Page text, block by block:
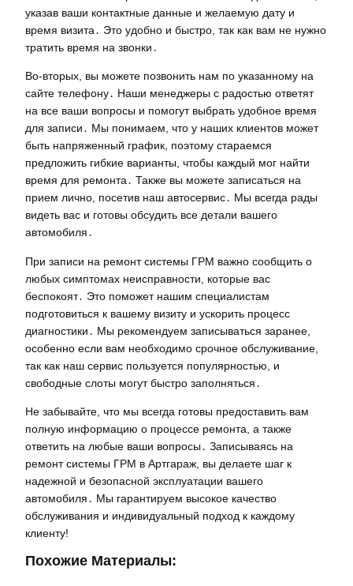
указав ваши контактные данные и желаемую дату и
время визита․ Это удобно и быстро, так как вам не нужно
тратить время на звонки․
Во-вторых, вы можете позвонить нам по указанному на
сайте телефону․ Наши менеджеры с радостью ответят
на все ваши вопросы и помогут выбрать удобное время
для записи․ Мы понимаем, что у наших клиентов может
быть напряженный график, поэтому стараемся
предложить гибкие варианты, чтобы каждый мог найти
время для ремонта․ Также вы можете записаться на
прием лично, посетив наш автосервис․ Мы всегда рады
видеть вас и готовы обсудить все детали вашего
автомобиля․
При записи на ремонт системы ГРМ важно сообщить о
любых симптомах неисправности, которые вас
беспокоят․ Это поможет нашим специалистам
подготовиться к вашему визиту и ускорить процесс
диагностики․ Мы рекомендуем записываться заранее,
особенно если вам необходимо срочное обслуживание,
так как наш сервис пользуется популярностью, и
свободные слоты могут быстро заполняться․
Не забывайте, что мы всегда готовы предоставить вам
полную информацию о процессе ремонта, а также
ответить на любые ваши вопросы․ Записываясь на
ремонт системы ГРМ в Артгараж, вы делаете шаг к
надежной и безопасной эксплуатации вашего
автомобиля․ Мы гарантируем высокое качество
обслуживания и индивидуальный подход к каждому
клиенту!
Похожие Материалы: